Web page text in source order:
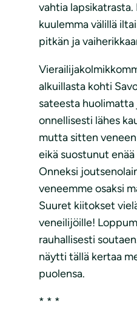
vahtia lapsikatrasta.
kuulemma välillä
pitkän ja
alkuillasta kohti
sateesta huolimatta
onnellisesti lähes
mutta sitten
eikä suostunut
Onneksi
veneemme osaksi
Suuret kiitokset
veneilijöille!
rauhallisesti
näytti tällä kertaa
puolensa.
* * *